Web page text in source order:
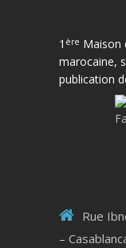
1 ère Maison
marocaine,
publication
Rue
–